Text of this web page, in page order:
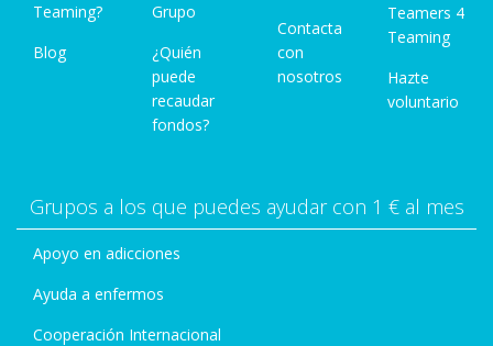
Teaming?
Blog
Grupo
¿Quién
puede
recaudar
fondos?
Contacta
con
nosotros
Teamers 4
Teaming
Hazte
voluntario
Grupos a los que puedes ayudar con 1 € al mes
Apoyo en adicciones
Ayuda a enfermos
Cooperación Internacional